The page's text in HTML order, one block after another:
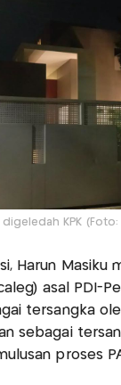
digeledah KPK
Harun Masiku
asal PDI-
tersangka
sebagai
proses